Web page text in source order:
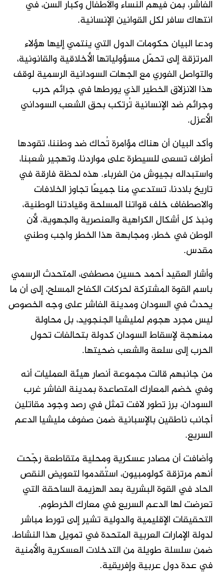
الفاشر، بمن فيهم النساء والأطفال وكبار السن، في
انتهاك سافر لكل القوانين الإنسانية.
ودعا البيان حكومات الدول التي ينتمي إليها هؤلاء
المرتزقة إلى تحمّل مسؤولياتها الأخلاقية والقانونية،
والتواصل الفوري مع الجهات السودانية الرسمية لوقف
هذا الانزلاق الخطير الذي يورطها في جرائم حرب
وجرائم ضد الإنسانية تُرتكب بحق الشعب السوداني
الأعزل.
وأكد البيان أن هناك مؤامرة تُحاك ضد وطننا، تقودها
أطراف تسعى للسيطرة على مواردنا، وتهجير شعبنا،
واستبداله بجيوش من الغرباء. هذه لحظة فارقة في
تاريخ بلادنا، تستدعي منا جميعًا تجاوز الخلافات
والاصطفاف خلف قواتنا المسلحة وقيادتنا الوطنية،
ونبذ كل أشكال الكراهية والعنصرية والجهوية، لأن
الوطن في خطر، ومجابهة هذا الخطر واجب وطني
مقدس.
وأشار العقيد أحمد حسين مصطفى، المتحدث الرسمي
باسم القوة المشتركة لحركات الكفاح المسلح، إلى أن ما
يحدث في السودان ومدينة الفاشر على وجه الخصوص
ليس مجرد هجوم لمليشيا الجنجويد، بل محاولة
ممنهجة لإسقاط السودان كدولة بتحالفات تحول
الحرب إلى سلعة والشعب ضحيتها.
من جانبهم قالت مجموعة أنصار هيئة العمليات أنه
وفي خضم المعارك المتصاعدة بمدينة الفاشر غرب
السودان، برز تطور لافت تمثل في رصد وجود مقاتلين
أجانب ناطقين بالإسبانية ضمن صفوف مليشيا الدعم
السريع.
وأضافت أن مصادر عسكرية ومحلية متقاطعة رجّحت
أنهم مرتزقة كولومبيون، استُقدموا لتعويض النقص
الحاد في القوة البشرية بعد الهزيمة الساحقة التي
تعرضت لها الدعم السريع في معارك الخرطوم.
التحقيقات الإقليمية والدولية تشير إلى تورط مباشر
لدولة الإمارات العربية المتحدة في تمويل هذا النشاط،
ضمن سلسلة طويلة من التدخلات العسكرية والأمنية
في عدة دول عربية وإفريقية.